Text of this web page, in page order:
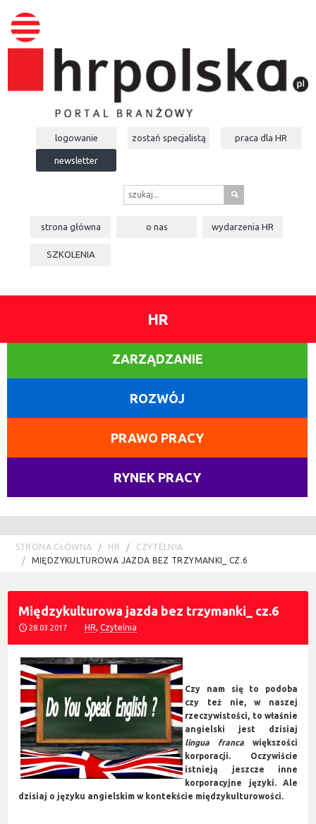
logowanie zostań specjalistą praca dla HR
newsletter
s
strona główna o nas wydarzeniaHR
SZKOLENIA
HR
ZARZĄDZANIE
ROZWÓJ
PRAWO PRACY
RYNEK PRACY
STRONA GŁÓWNA HR
CZYTELNIA
MIĘDZYKULTUROWA JAZDA BEZ TRZYMANKI_ CZ.6
Międzykulturowa jazda bez trzymanki_ cz.6
28.03.2017 HR,Czytelnia
Czy nam się to podoba
czy też nie, w naszej
rzeczywistości, to właśnie
angielski jest dzisiaj
lingua franca większości
korporacji. Oczywiście
istnieją jeszcze inne
korporacyjne języki. Ale
dzisiaj o języku angielskim w kontekście międzykulturowości.